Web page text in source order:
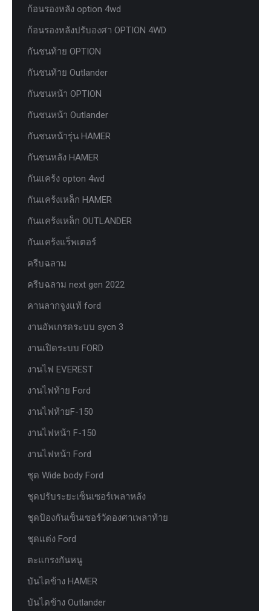
ก้อนรองหลัง option 4wd
ก้อนรองหลังปรับองศา OPTION 4WD
กันชนท้าย OPTION
กันชนท้าย Outlander
กันชนหน้า OPTION
กันชนหน้า Outlander
กันชนหน้ารุ่น HAMER
กันชนหลัง HAMER
กันแคร้ง opton 4wd
กันแคร้งเหล็ก HAMER
กันแคร้งเหล็ก OUTLANDER
กันแคร้งแร็พเตอร์
ครีบฉลาม
ครีบฉลาม next gen 2022
คานลากจูงแท้ ford
งานอัพเกรดระบบ sycn 3
งานเปิดระบบ FORD
งานไฟ EVEREST
งานไฟท้าย Ford
งานไฟท้ายF-150
งานไฟหน้า F-150
งานไฟหน้า Ford
ชุด Wide body Ford
ชุดปรับระยะเซ็นเซอร์เพลาหลัง
ชุดป้องกันเซ็นเซอร์วัดองศาเพลาท้าย
ชุดแต่ง Ford
ตะแกรงกันหนู
บันไดข้าง HAMER
บันไดข้าง Outlander